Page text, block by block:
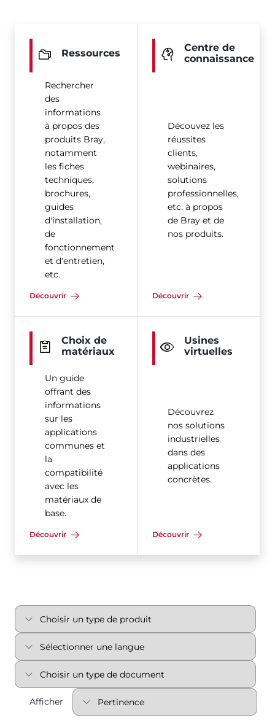
Ressources
Rechercher
des
informations
à propos des
produits Bray,
notamment
les fiches
techniques,
brochures,
guides
d'installation,
de
fonctionnement
et d'entretien,
etc.
Découvrir
Centre de
connaissance
Découvez les
réussites
clients,
webinaires,
solutions
professionnelles,
etc. à propos
de Bray et de
nos produits.
Découvrir
Choix de
matériaux
Un guide
offrant des
informations
sur les
applications
communes et
la
compatibilité
avec les
matériaux de
base.
Découvrir
Usines
virtuelles
Découvrez
nos solutions
industrielles
dans des
applications
concrètes.
Découvrir
Afficher